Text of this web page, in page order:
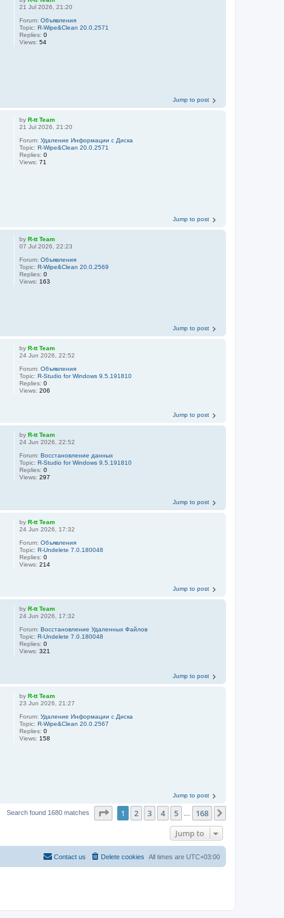
21 Jul 2026, 21:20
Forum:Объявления
Topic:R-Wipe&Clean 20.0.2571
Replies:0
Views:54
Jump to post
byR-tt Team
21 Jul 2026, 21:20
Forum:Удаление Информации с Диска
Topic:R-Wipe&Clean 20.0.2571
Replies:0
Views:71
Jump to post
byR-tt Team
07 Jul 2026, 22:23
Forum:Объявления
Topic:R-Wipe&Clean 20.0.2569
Replies:0
Views: 163
Jump to post
byR-tt Team
24 Jun 2026, 22:52
Forum:Объявления
Topic:R-Studio for Windows 9.5.191810
Replies:0
Views:206
Jump to post
byR-tt Team
24 Jun 2026, 22:52
Forum:Восстановление данных
Topic:R-Studio for Windows 9.5.191810
Replies:0
Views:297
Jump to post
byR-tt Team
24 Jun 2026, 17:32
Forum:Объявления
Topic:R-Undelete 7.0.180048
Replies:0
Views:214
Jump to post
byR-tt Team
24 Jun 2026, 17:32
Forum:Восстановление Удаленных Файлов
Topic:R-Undelete 7.0.180048
Replies:0
Views:321
Jump to post
byR-tt Team
23 Jun 2026, 21:27
Forum:Удаление Информации с Диска
Topic:R-Wipe&Clean 20.0.2567
Replies:0
Views: 158
Jump to post
Search found 1680 matches Page of 168
1 2 3 4 5 168
Jump to
All times are UTC+03:00
Delete cookies
Contact us